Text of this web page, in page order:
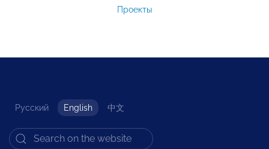
Проекты
Русский English 中文